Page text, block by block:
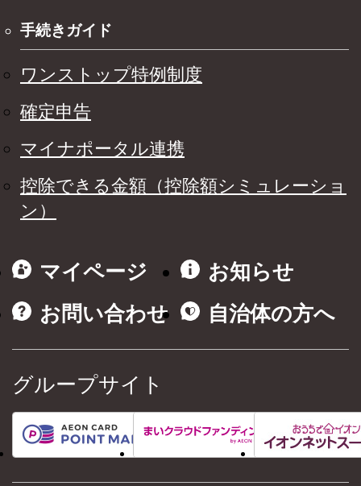
手続きガイド
ワンストップ特例制度
確定申告
マイナポータル連携
控除できる金額（控除額シミュレーショ
ン）
マイページ
お知らせ
お問い合わせ
自治体の方へ
グループサイト